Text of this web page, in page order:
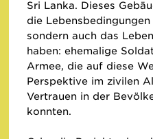
Sri Lanka. Dieses
die
sondern auch das
haben: ehemalige
Armee, die auf diese
Perspektive im zivilen
Vertrauen in der
konnten.